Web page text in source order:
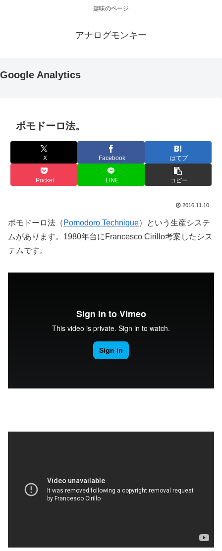
趣味のページ
アナログモンキー
Google Analytics
ポモドーロ法。
X Facebook はてブ
Pocket LINE コピー
2016.11.10
ポモドーロ法（ Pomodoro Technique）という生産システ
ムがあります。1980年台にFrancesco Cirillo考案したシス
テムです。